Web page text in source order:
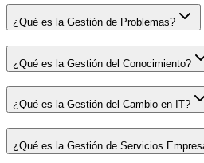
¿Qué es la Gestión de Problemas?
¿Qué es la Gestión del Conocimiento?
¿Qué es la Gestión del Cambio en IT?
¿Qué es la Gestión de Servicios